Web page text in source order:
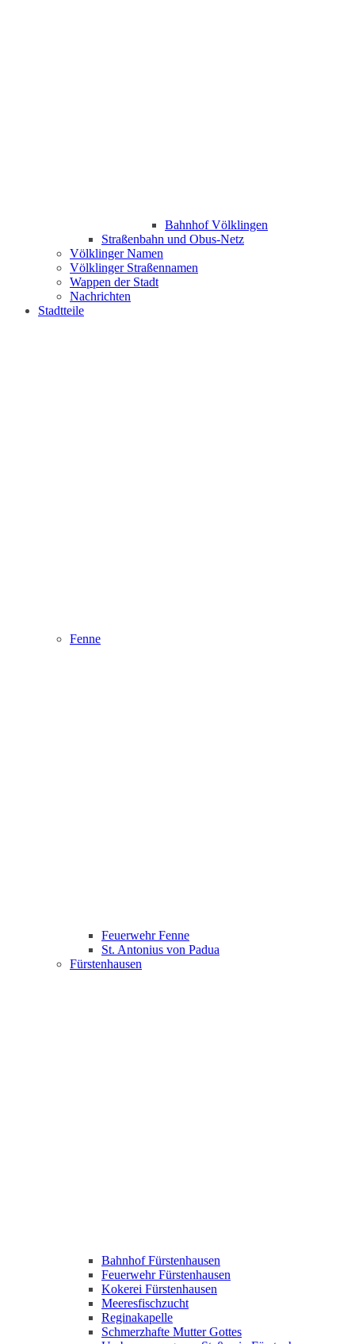
Bahnhof Völklingen
Straßenbahn und Obus-Netz
Völklinger Namen
Völklinger Straßennamen
Wappen der Stadt
Nachrichten
Stadtteile
Fenne
Feuerwehr Fenne
St. Antonius von Padua
Fürstenhausen
Bahnhof Fürstenhausen
Feuerwehr Fürstenhausen
Kokerei Fürstenhausen
Meeresfischzucht
Reginakapelle
Schmerzhafte Mutter Gottes